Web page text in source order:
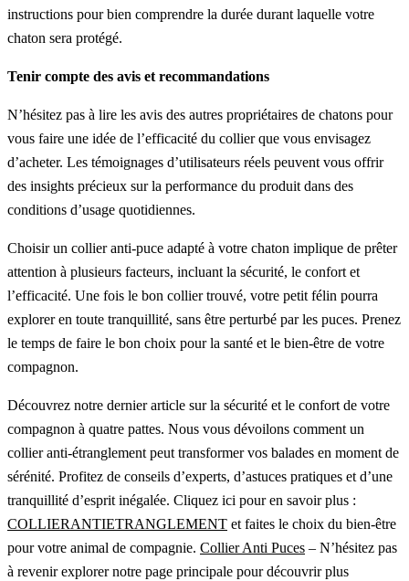
instructions pour bien comprendre la durée durant laquelle votre
chaton sera protégé.
Tenir compte des avis et recommandations
N’hésitez pas à lire les avis des autres propriétaires de chatons pour
vous faire une idée de l’efficacité du collier que vous envisagez
d’acheter. Les témoignages d’utilisateurs réels peuvent vous offrir
des insights précieux sur la performance du produit dans des
conditions d’usage quotidiennes.
Choisir un collier anti-puce adapté à votre chaton implique de prêter
attention à plusieurs facteurs, incluant la sécurité, le confort et
l’efficacité. Une fois le bon collier trouvé, votre petit félin pourra
explorer en toute tranquillité, sans être perturbé par les puces. Prenez
le temps de faire le bon choix pour la santé et le bien-être de votre
compagnon.
Découvrez notre dernier article sur la sécurité et le confort de votre
compagnon à quatre pattes. Nous vous dévoilons comment un
collier anti-étranglement peut transformer vos balades en moment de
sérénité. Profitez de conseils d’experts, d’astuces pratiques et d’une
tranquillité d’esprit inégalée. Cliquez ici pour en savoir plus :
COLLIERANTIETRANGLEMENT et faites le choix du bien-être
pour votre animal de compagnie. Collier Anti Puces – N’hésitez pas
à revenir explorer notre page principale pour découvrir plus